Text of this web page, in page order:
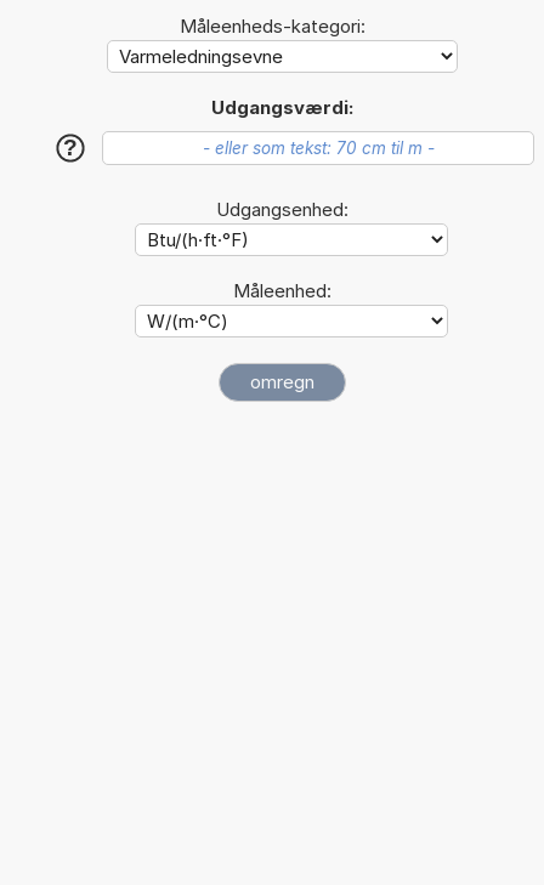
Måleenheds-kategori:
Udgangsværdi:
?
Udgangsenhed:
Måleenhed: